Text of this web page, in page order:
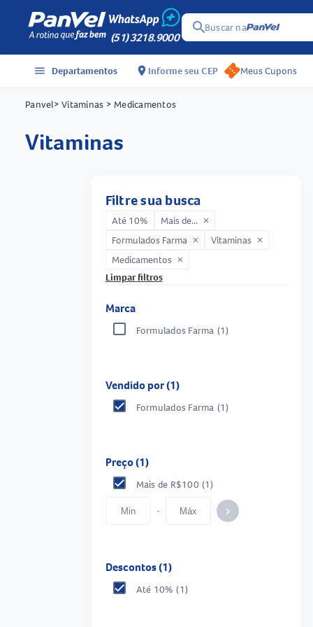
(51) 3218.9000
searchBuscar na
menu Departamentos location_on Informe seu CEP Meus Cupons
Panvel> Vitaminas > Medicamentos
vitaminas
Filtre sua busca
Até 10% Mais de... close
Formulados Farma close Vitaminas close
Medicamentos close
Limpar filtros
Marca
Formulados Farma (1)
Vendido por (1)
Formulados Farma (1)
Preço (1)
Mais de R$100 (1)
- keyboard_arrow_right
Descontos (1)
Até 10% (1)